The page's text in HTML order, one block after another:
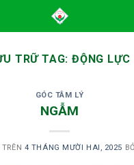
TRỮ TAG: ĐỘNG LỰC
GÓC TÂM LÝ
NGẪM
4 THÁNG MƯỜI HAI, 2025